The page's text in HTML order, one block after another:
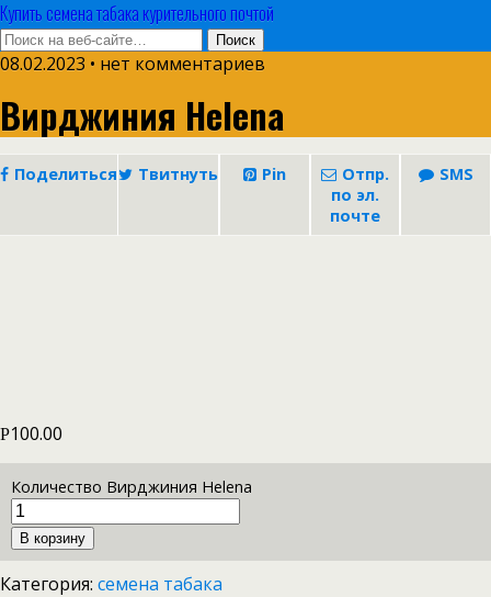
Купить семена табака курительного почтой
08.02.2023 • нет комментариев
Вирджиния Helena
Поделиться Твитнуть Pin
Отпр.
по эл.
почте
SMS
Р100.00
Количество Вирджиния Helena
В корзину
Категория: семена табака